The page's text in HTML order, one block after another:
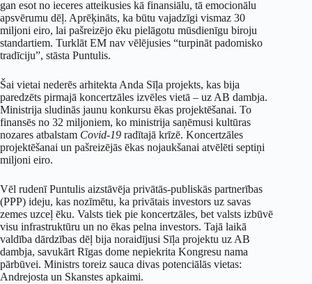
gan esot no ieceres atteikusies kā finansiālu, tā emocionālu
apsvērumu dēļ. Aprēķināts, ka būtu vajadzīgi vismaz 30
miljoni eiro, lai pašreizējo ēku pielāgotu mūsdienīgu biroju
standartiem. Turklāt EM nav vēlējusies “turpināt padomisko
tradīciju”, stāsta Puntulis.
Šai vietai nederēs arhitekta Anda Sīļa projekts, kas bija
paredzēts pirmajā koncertzāles izvēles vietā – uz AB dambja.
Ministrija sludinās jaunu konkursu ēkas projektēšanai. To
finansēs no 32 miljoniem, ko ministrija saņēmusi kultūras
nozares atbalstam Covid-19 radītajā krīzē. Koncertzāles
projektēšanai un pašreizējās ēkas nojaukšanai atvēlēti septiņi
miljoni eiro.
Vēl rudenī Puntulis aizstāvēja privātās-publiskās partnerības
(PPP) ideju, kas nozīmētu, ka privātais investors uz savas
zemes uzceļ ēku. Valsts tiek pie koncertzāles, bet valsts izbūvē
visu infrastruktūru un no ēkas pelna investors. Tajā laikā
valdība dārdzības dēļ bija noraidījusi Sīļa projektu uz AB
dambja, savukārt Rīgas dome nepiekrita Kongresu nama
pārbūvei. Ministrs toreiz sauca divas potenciālās vietas:
Andrejosta un Skanstes apkaimi.